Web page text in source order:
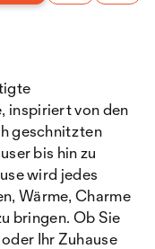
inspiriert von den
geschnitzten
bis hin zu
wird jedes
Wärme, Charme
bringen. Ob Sie
Ihr Zuhause